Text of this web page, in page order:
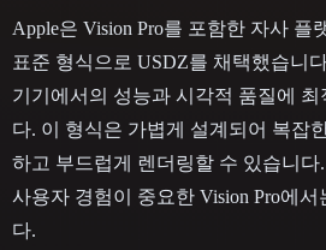
Apple은 Vision Pro를 포함한 자사 플
표준 형식으로 USDZ를 채택했습니
기기에서의 성능과 시각적 품질에 최
다. 이 형식은 가볍게 설계되어 복잡
하고 부드럽게 렌더링할 수 있습니
사용자 경험이 중요한 Vision Pro에서
다.